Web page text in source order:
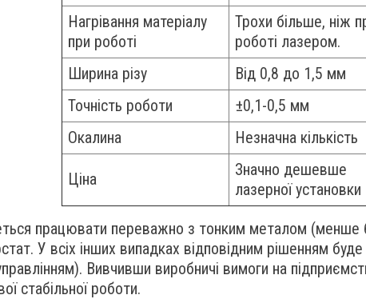
Нагрівання матеріалу
при роботі
Трохи більше, ніж
роботі лазером.
Ширина різу Від 0,8 до 1,5 мм
Точність роботи
±0,1-0,5 мм
Окалина
Незначна кількість
Ціна
Значно дешевше
лазерної установки
працювати переважно з тонким металом (менше
У всіх інших випадках відповідним рішенням
Вивчивши виробничі вимоги на
стабільної роботи.